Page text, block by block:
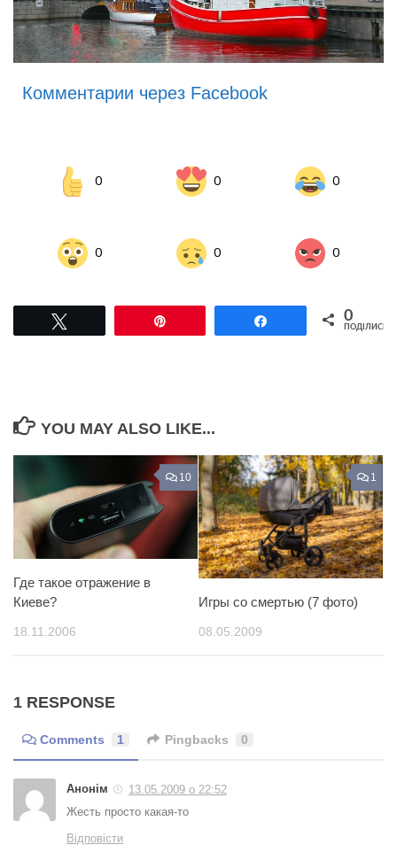
Комментарии через Facebook
0 0 0
0 0 0
Поділитися0
ПОДІЛИСЬ
YOU MAY ALSO LIKE...
10
Где такое отражение в
Киеве?
18.11.2006
1
Игры со смертью (7 фото)
08.05.2009
1 RESPONSE
Comments 1 Pingbacks 0
Анонім
13.05.2009 о 22:52
Жесть просто какая-то
Відповісти